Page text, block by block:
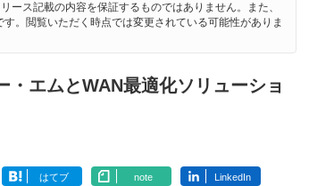
ース記載の内容を保証するものではありません。また、
。閲覧いただく時点では変更されている可能性がありま
・エムとWAN最適化ソリューショ
はてブ note LinkedIn